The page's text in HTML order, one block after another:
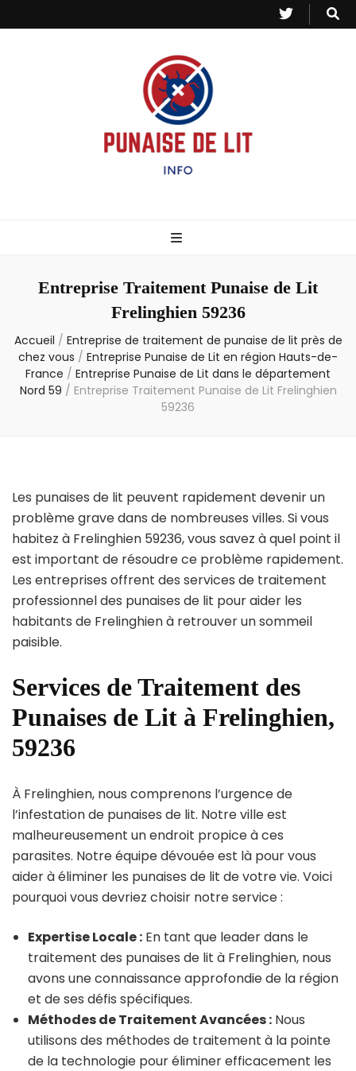
– Info
Entreprise Traitement Punaise de Lit
Frelinghien 59236
Accueil / Entreprise de traitement de punaise de lit près de
chez vous / Entreprise Punaise de Lit en région Hauts-de-
France / Entreprise Punaise de Lit dans le département
Nord 59 / Entreprise Traitement Punaise de Lit Frelinghien
59236
Les punaises de lit peuvent rapidement devenir un
problème grave dans de nombreuses villes. Si vous
habitez à Frelinghien 59236, vous savez à quel point il
est important de résoudre ce problème rapidement.
Les entreprises offrent des services de traitement
professionnel des punaises de lit pour aider les
habitants de Frelinghien à retrouver un sommeil
paisible.
Services de Traitement des
Punaises de Lit à Frelinghien,
59236
À Frelinghien, nous comprenons l’urgence de
l’infestation de punaises de lit. Notre ville est
malheureusement un endroit propice à ces
parasites. Notre équipe dévouée est là pour vous
aider à éliminer les punaises de lit de votre vie. Voici
pourquoi vous devriez choisir notre service :
Expertise Locale : En tant que leader dans le
traitement des punaises de lit à Frelinghien, nous
avons une connaissance approfondie de la région
et de ses défis spécifiques.
Méthodes de Traitement Avancées : Nous
utilisons des méthodes de traitement à la pointe
de la technologie pour éliminer efficacement les